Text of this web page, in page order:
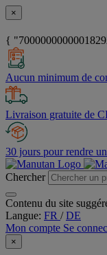
×
{
Aucun minimum de
Livraison gratuite de
30 jours pour rendre
Chercher
Contenu du site
Langue: FR /DE
Mon compte Se
×